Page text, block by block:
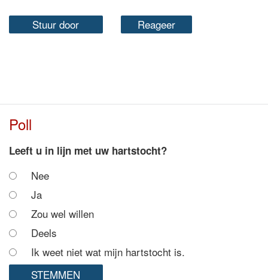
Stuur door Reageer
Poll
Leeft u in lijn met uw hartstocht?
Nee
Ja
Zou wel willen
Deels
Ik weet niet wat mijn hartstocht is.